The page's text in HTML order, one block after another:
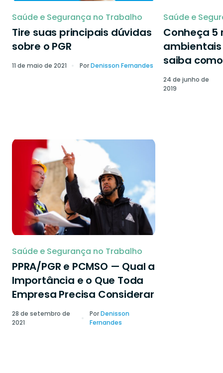
Saúde e Segurança no Trabalho
Tire suas principais dúvidas
sobre o PGR
11 de maio de 2021 PorDenisson Fernandes
Saúde e
Conheça 5
saiba
24 de junho de
2019
Saúde e Segurança no Trabalho
PPRA/PGR e PCMSO — Qual a
Importância e o Que Toda
Empresa Precisa Considerar
28 de setembro de
2021
PorDenisson
Fernandes